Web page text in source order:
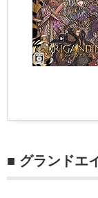
■ グランドエ